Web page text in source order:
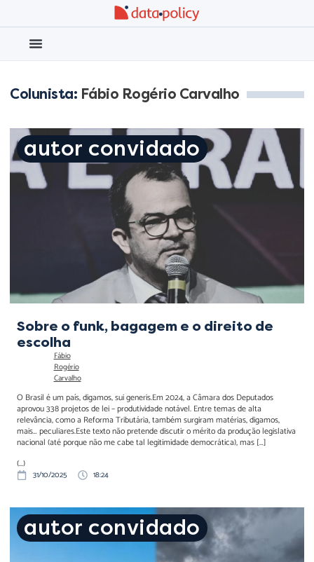
Colunista: Fábio Rogério Carvalho
Sobre o funk, bagagem e o
direito de escolha
autor convidado
Sobre o funk, bagagem e o direito de
escolha
Fábio
Rogério
Carvalho
O Brasil é um país, digamos, sui generis.Em 2024, a Câmara dos Deputados
aprovou 338 projetos de lei – produtividade notável. Entre temas de alta
relevância, como a Reforma Tributária, também surgiram matérias, digamos,
mais… peculiares.Este texto não pretende discutir o mérito da produção legislativa
nacional (até porque não me cabe tal legitimidade democrática), mas […]
(...)
31/10/2025 18:24
Toda escolha é uma
renúncia. Escolhas erradas,
autor convidado